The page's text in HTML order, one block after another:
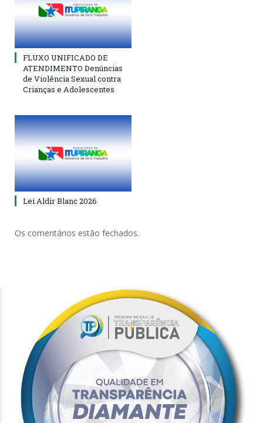
FLUXO UNIFICADO DE
ATENDIMENTO Denúncias
de Violência Sexual contra
Crianças e Adolescentes
Lei Aldir Blanc 2026
Os comentários estão fechados.